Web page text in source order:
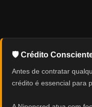
🛡️ Crédito
Antes de contratar
crédito é essencial para